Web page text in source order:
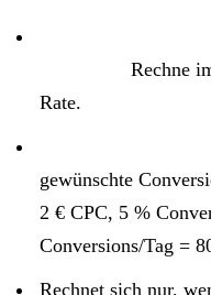
Rechne
Rate.
gewünschte
2 € CPC, 5 %
Conversions/Tag =
Rechnet sich nur,